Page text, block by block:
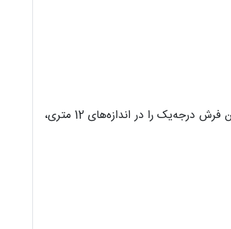
فرش زمرد مشهد 25028 در اندازه‌های متعددی بافته شده تا پاسخگوی نیاز هر نوع خانه با ابعاد و دکوراسیون‌های مختلف باشد. شرکت زمرد مشهد این فرش درجه‌یک را در اندازه‌های 12 متری،